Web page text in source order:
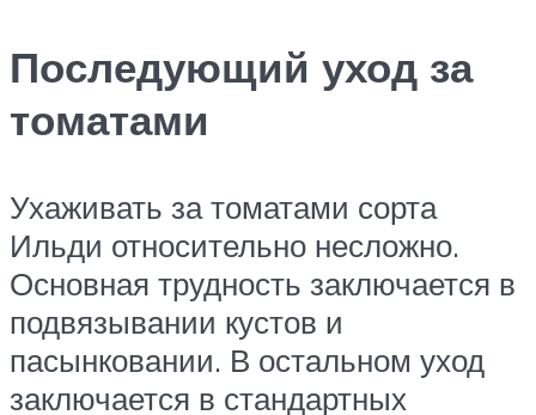
Последующий уход за
томатами
Ухаживать за томатами сорта
Ильди относительно несложно.
Основная трудность заключается в
подвязывании кустов и
пасынковании. В остальном уход
заключается в стандартных